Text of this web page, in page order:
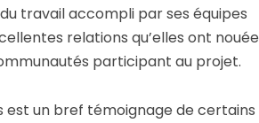
travail accompli par ses équipes
relations qu’elles ont
participant au projet.
est un bref témoignage de certains